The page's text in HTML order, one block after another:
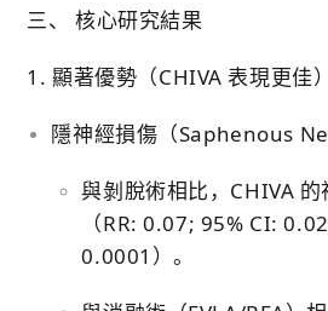
三、 核心研究結果
1. 顯著優勢（CHIVA 表現更佳）
隱神經損傷（Saphenous
與剝脫術相比，CHIVA
（RR: 0.07; 95% CI:
0.0001）。